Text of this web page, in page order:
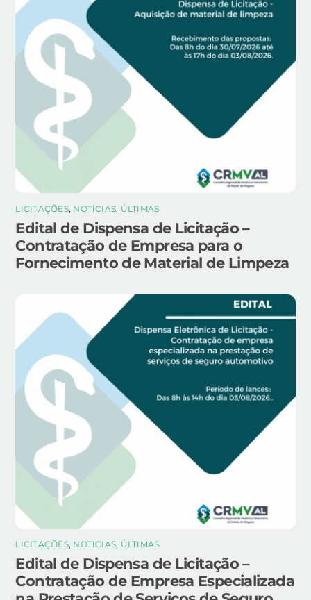
LICITAÇÕES, NOTÍCIAS, ÚLTIMAS
Edital de Dispensa de Licitação –
Contratação de Empresa para o
Fornecimento de Material de Limpeza
LICITAÇÕES, NOTÍCIAS, ÚLTIMAS
Edital de Dispensa de Licitação –
Contratação de Empresa Especializada